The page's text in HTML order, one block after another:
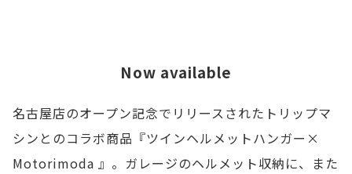
Now available
名古屋店のオープン記念でリリースされたトリップマ
シンとのコラボ商品『ツインヘルメットハンガー×
Motorimoda 』。ガレージのヘルメット収納に、また